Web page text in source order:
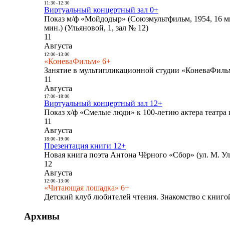
11:30- 12:30
Виртуальный концертный зал 0+
Показ м/ф «Мойдодыр» (Союзмультфильм, 1954, 16
мин.) (Ульяновой, 1, зал № 12)
11
Августа
12:00- 13:00
«КоневаФильм» 6+
Занятие в мультипликационной студии
11
Августа
17:00- 18:00
Виртуальный концертный зал 12+
Показ х/ф «Смелые люди» к 100-летию актера
11
Августа
18:00- 19:00
Презентация книги 12+
Новая книга поэта Антона Чёрного «Сбор» (ул. М.
12
Августа
12:00- 13:00
«Читающая лошадка» 6+
Детский клуб любителей чтения. Знакомство с
Архивы